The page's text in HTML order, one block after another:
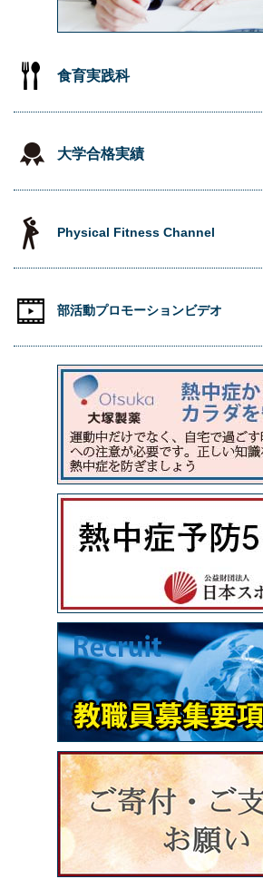
食育実践科
大学合格実績
Physical Fitness Channel
部活動プロモーションビデオ